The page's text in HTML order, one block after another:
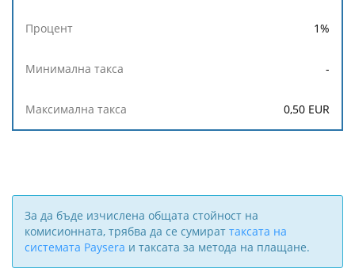
1%
-
0,50 EUR
За да бъде изчислена общата стойност на
комисионната, трябва да се сумират таксата на
системата Paysera и таксата за метода на плащане.